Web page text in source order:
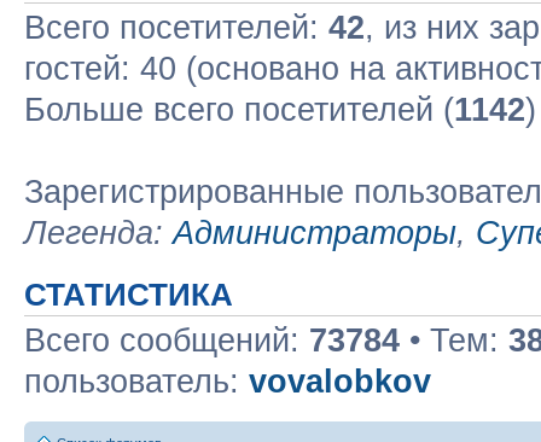
Всего посетителей: 42, из них
гостей: 40 (основано на
Больше всего посетителей (1142
Зарегистрированные
Легенда:Администраторы,
СТАТИСТИКА
Всего сообщений: 73784 • Тем:
пользователь: vovalobkov